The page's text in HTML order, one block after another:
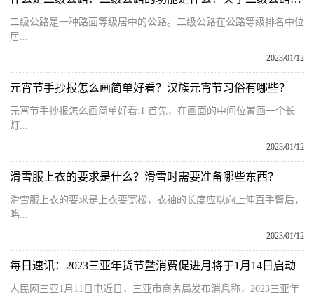
二级公路是一种路面等级居中的公路。二级公路在公路等级排名中位
居...
2023/01/12
元宵节手抄报怎么画简单好看？汉族元宵节习俗有哪些？
元宵节手抄报怎么画简单好看:1 首先，在画面的中间位置画一个长
灯...
2023/01/12
滑雪服上衣的要求是什么？滑雪时需要准备哪些东西？
滑雪服上衣的要求是上衣要宽松，衣袖的长度应以向上伸直手臂后，
略...
2023/01/12
每日速讯：2023三亚年货节暨消费促进月将于1月14日启动
人民网三亚1月11日电近日，三亚市商务局发布消息称，2023三亚年